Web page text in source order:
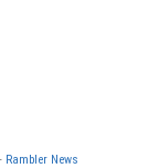
Rambler News